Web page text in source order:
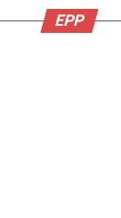
EPP